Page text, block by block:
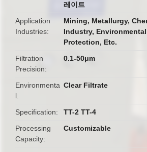
레이트
Application
Industries
Mining, Metallurgy,
Industry, Environmental
Protection, Etc.
Filtration
Precision
0.1-50μm
Environmenta
l
Clear Filtrate
Specification
TT-2 TT-4
Processing
Capacity
Customizable